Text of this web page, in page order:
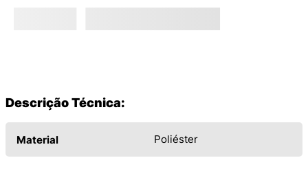
Descrição Técnica:
Material Poliéster